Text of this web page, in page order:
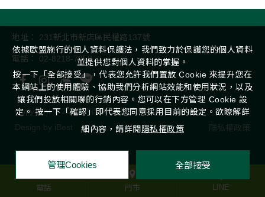
地址： 231新北市新店區民權路137號
電話： 02-8218-7858
Copyright © 2026 明德素食園 All Rights Reserved.
Design by iBest 隱私權政策
電話 門市 LINE
依據歐盟施行的個人資料保護法，我們致力於保護您的個人資料
並提供您對個人資料的掌握。
按一下「全部接受」，代表您允許我們置放 Cookie 來提升您在
本網站上的使用體驗、協助我們分析網站效能和使用狀況，以及
讓我們投放相關聯的行銷內容。您可以在下方管理 Cookie 設
定。 按一下「確認」即代表您同意採用目前的設定。欲瞭解詳
細內容，請詳閱 隱私權政策
管理Cookies 全部接受